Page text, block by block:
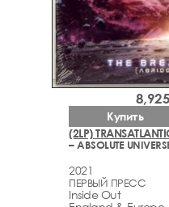
(2LP)
2021
ПЕРВЫЙ ПРЕСС
Inside Out
Купить